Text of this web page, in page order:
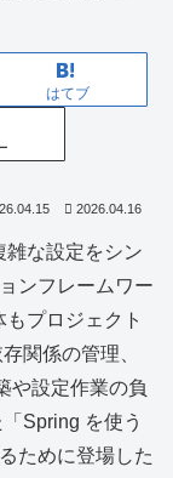
はてブ
2026.04.16
雑な設定をシン
ンフレームワー
プロジェクト
関係の管理、
や設定作業の負
Spring を使う
ために登場した